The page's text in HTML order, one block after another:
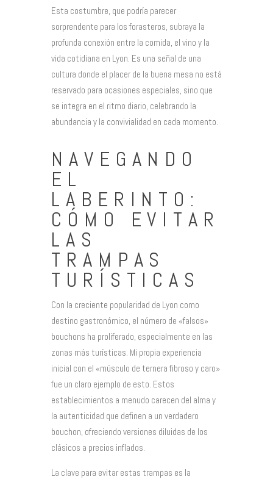
Esta costumbre, que podría parecer
sorprendente para los forasteros, subraya la
profunda conexión entre la comida, el vino y la
vida cotidiana en Lyon. Es una señal de una
cultura donde el placer de la buena mesa no está
reservado para ocasiones especiales, sino que
se integra en el ritmo diario, celebrando la
abundancia y la convivialidad en cada momento.
NAVEGANDO
EL
LABERINTO:
CÓMO EVITAR
LAS
TRAMPAS
TURÍSTICAS
Con la creciente popularidad de Lyon como
destino gastronómico, el número de «falsos»
bouchons ha proliferado, especialmente en las
zonas más turísticas. Mi propia experiencia
inicial con el «músculo de ternera fibroso y caro»
fue un claro ejemplo de esto. Estos
establecimientos a menudo carecen del alma y
la autenticidad que definen a un verdadero
bouchon, ofreciendo versiones diluidas de los
clásicos a precios inflados.
La clave para evitar estas trampas es la